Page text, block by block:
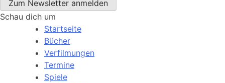
Schau dich um
Startseite
Bücher
Verfilmungen
Termine
Spiele